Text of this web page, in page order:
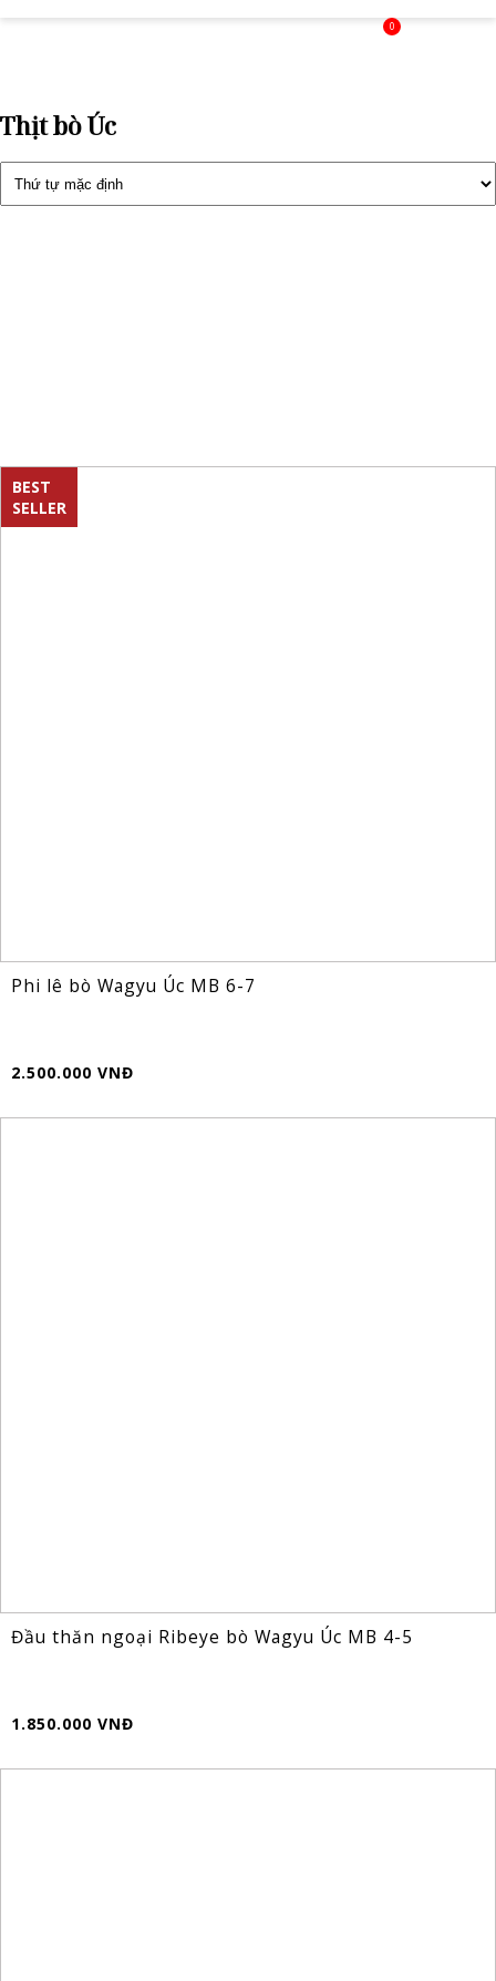
0
Thịt bò Úc
BEST
SELLER
Phi lê bò Wagyu Úc MB 6-7
2.500.000 VNĐ
Đầu thăn ngoại Ribeye bò Wagyu Úc MB 4-5
1.850.000 VNĐ